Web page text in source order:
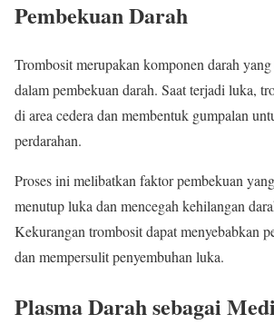
Pembekuan Darah
Trombosit merupakan komponen darah
dalam pembekuan darah. Saat terjadi luka,
di area cedera dan membentuk gumpalan
perdarahan.
Proses ini melibatkan faktor pembekuan
menutup luka dan mencegah kehilangan
Kekurangan trombosit dapat menyebabkan
dan mempersulit penyembuhan luka.
Plasma Darah sebagai